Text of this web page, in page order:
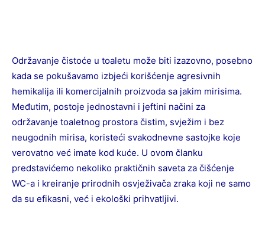
Održavanje čistoće u toaletu može biti izazovno, posebno
kada se pokušavamo izbjeći korišćenje agresivnih
hemikalija ili komercijalnih proizvoda sa jakim mirisima.
Međutim, postoje jednostavni i jeftini načini za
održavanje toaletnog prostora čistim, svježim i bez
neugodnih mirisa, koristeći svakodnevne sastojke koje
verovatno već imate kod kuće. U ovom članku
predstavićemo nekoliko praktičnih saveta za čišćenje
WC-a i kreiranje prirodnih osvježivača zraka koji ne samo
da su efikasni, već i ekološki prihvatljivi.